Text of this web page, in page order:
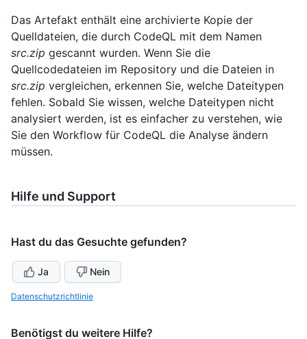
Das Artefakt enthält eine archivierte Kopie der
Quelldateien, die durch CodeQL mit dem Namen
src.zip gescannt wurden. Wenn Sie die
Quellcodedateien im Repository und die Dateien in
src.zip vergleichen, erkennen Sie, welche Dateitypen
fehlen. Sobald Sie wissen, welche Dateitypen nicht
analysiert werden, ist es einfacher zu verstehen, wie
Sie den Workflow für CodeQL die Analyse ändern
müssen.
Hilfe und Support
Hast du das Gesuchte gefunden?
Ja Nein
Datenschutzrichtlinie
Benötigst du weitere Hilfe?